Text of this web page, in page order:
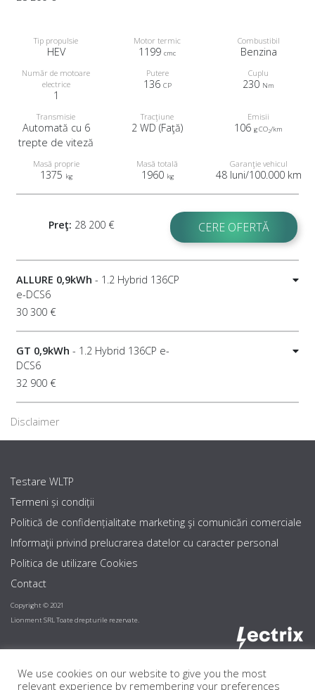
Tip propulsie
HEV
Motor termic
1199 cmc
Combustibil
Benzina
Număr de motoare
electrice
1
Putere
136 CP
Cuplu
230 Nm
Transmisie
Automată cu 6
trepte de viteză
Tracţiune
2 WD (Faţă)
Emisii
106 g CO2/km
Masă proprie
1375 kg
Masă totală
1960 kg
Garanţie vehicul
48 luni/100.000 km
Preţ: 28 200 € CERE OFERTĂ
ALLURE 0,9kWh - 1.2 Hybrid 136CP
e-DCS6
30 300 €
GT 0,9kWh - 1.2 Hybrid 136CP e-
DCS6
32 900 €
Disclaimer
Testare WLTP
Termeni și condiții
Politică de confidențialitate marketing şi comunicări comerciale
Informaţii privind prelucrarea datelor cu caracter personal
Politica de utilizare Cookies
Contact
Copyright © 2021
Lionment SRL Toate drepturile rezervate.
We use cookies on our website to give you the most
relevant experience by remembering your preferences